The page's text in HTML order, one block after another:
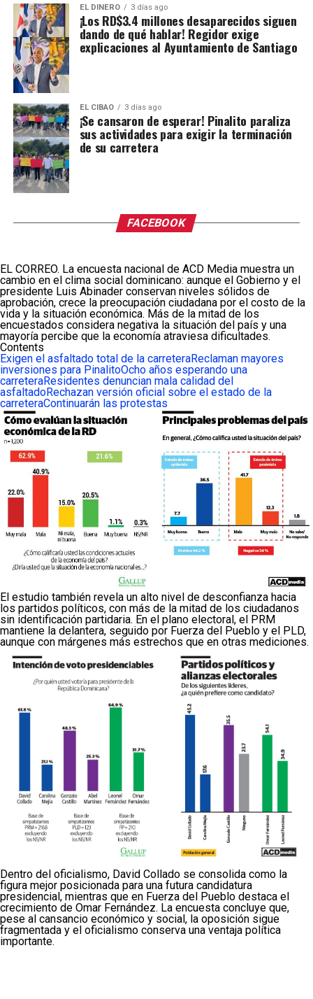
EL DINERO 3 días ago
¡Los RD$3.4 millones desaparecidos siguen
dando de qué hablar! Regidor exige
explicaciones al Ayuntamiento de Santiago
EL CIBAO 3 días ago
¡Se cansaron de esperar! Pinalito paraliza
sus actividades para exigir la terminación
de su carretera
FACEBOOK
EL CORREO. La encuesta nacional de ACD Media muestra un
cambio en el clima social dominicano: aunque el Gobierno y el
presidente Luis Abinader conservan niveles sólidos de
aprobación, crece la preocupación ciudadana por el costo de la
vida y la situación económica. Más de la mitad de los
encuestados considera negativa la situación del país y una
mayoría percibe que la economía atraviesa dificultades.
Contents
Exigen el asfaltado total de la carreteraReclaman mayores
inversiones para PinalitoOcho años esperando una
carreteraResidentes denuncian mala calidad del
asfaltadoRechazan versión oficial sobre el estado de la
carreteraContinuarán las protestas
El estudio también revela un alto nivel de desconfianza hacia
los partidos políticos, con más de la mitad de los ciudadanos
sin identificación partidaria. En el plano electoral, el PRM
mantiene la delantera, seguido por Fuerza del Pueblo y el PLD,
aunque con márgenes más estrechos que en otras mediciones.
Dentro del oficialismo, David Collado se consolida como la
figura mejor posicionada para una futura candidatura
presidencial, mientras que en Fuerza del Pueblo destaca el
crecimiento de Omar Fernández. La encuesta concluye que,
pese al cansancio económico y social, la oposición sigue
fragmentada y el oficialismo conserva una ventaja política
importante.